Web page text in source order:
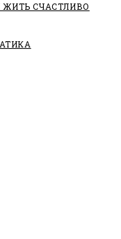
ЖИТЬ СЧАСТЛИВО